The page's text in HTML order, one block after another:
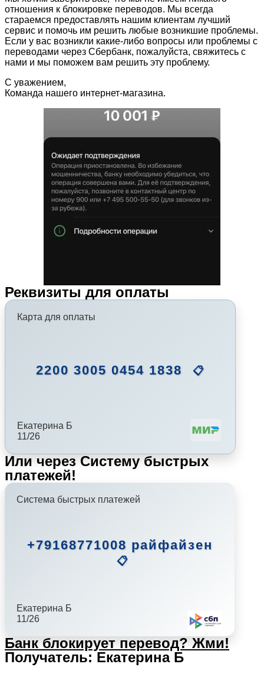
отношения к блокировке переводов. Мы всегда
стараемся предоставлять нашим клиентам лучший
сервис и помочь им решить любые возникшие проблемы.
Если у вас возникли какие-либо вопросы или проблемы с
переводами через Сбербанк, пожалуйста, свяжитесь с
нами и мы поможем вам решить эту проблему.
С уважением,
Команда нашего интернет-магазина.
Реквизиты для оплаты
Карта для оплаты
2200 3005 0454 1838 📋
Екатерина Б
11/26
Или через Систему быстрых
платежей!
Система быстрых платежей
+79168771008 райфайзен
📋
Екатерина Б
11/26
Банк блокирует перевод? Жми!
Получатель: Екатерина Б